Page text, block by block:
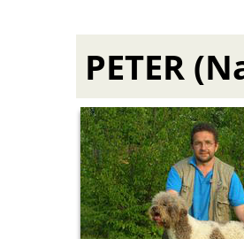
PETER